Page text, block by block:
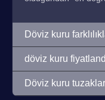
Döviz kuru
döviz kuru
Döviz kuru